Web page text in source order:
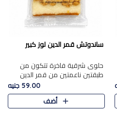
ساندوتش قمر الدين لوز كبير
حلوى شرقية فاخرة تتكون من
طبقتين ناعمتين من قمر الدين
الفاخر، تتوسطهما حشوة غنية من
اللوز المحمص لتمنح مزيجًا متوازنًا
من النعومة والقرمشة. ..
59.00 جنيه
أضف